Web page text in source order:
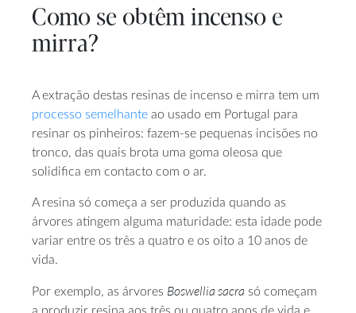
Como se obtêm incenso e
mirra?
A extração destas resinas de incenso e mirra tem um
processo semelhante ao usado em Portugal para
resinar os pinheiros: fazem-se pequenas incisões no
tronco, das quais brota uma goma oleosa que
solidifica em contacto com o ar.
A resina só começa a ser produzida quando as
árvores atingem alguma maturidade: esta idade pode
variar entre os três a quatro e os oito a 10 anos de
vida.
Por exemplo, as árvores Boswellia sacra só começam